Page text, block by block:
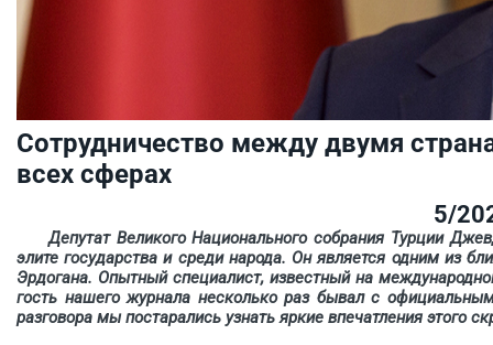
Сотрудничество между двумя
всех сферах
5/
Депутат Великого Национального собрания Турции
элите государства и среди народа. Он является одним из
Эрдогана. Опытный специалист, известный на
гость нашего журнала несколько раз бывал с
разговора мы постарались узнать яркие впечатления этого